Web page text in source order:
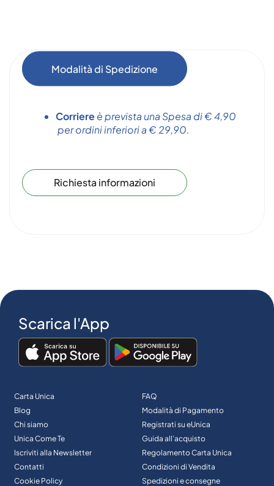
Modalità di Spedizione
Corriereè prevista una Spesa di € 4,90
per ordini inferiori a € 29,90.
Richiesta informazioni
Scarica l'App
Carta Unica
Blog
Chi siamo
Unica Come Te
Iscriviti alla Newsletter
Contatti
Cookie Policy
FAQ
Modalità di Pagamento
Registrati su eUnica
Guida all’acquisto
Regolamento Carta Unica
Condizioni di Vendita
Spedizioni e consegne